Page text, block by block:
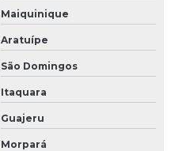
Maiquinique
Aratuípe
São Domingos
Itaquara
Guajeru
Morpará